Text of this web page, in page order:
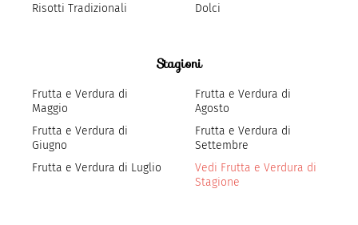
Risotti Tradizionali
Dolci
Stagioni
Frutta e Verdura di
Maggio
Frutta e Verdura di
Giugno
Frutta e Verdura di Luglio
Frutta e Verdura di
Agosto
Frutta e Verdura di
Settembre
Vedi Frutta e Verdura di
Stagione